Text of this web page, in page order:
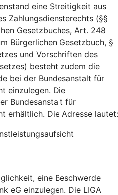
eine Streitigkeit aus
Zahlungsdiensterechts (§§
Gesetzbuches, Art. 248
Bürgerlichen Gesetzbuch, §
und Vorschriften des
besteht zudem die
bei der Bundesanstalt für
einzulegen. Die
Bundesanstalt für
erhältlich. Die Adresse lautet:
eine Beschwerde
eG einzulegen. Die LIGA